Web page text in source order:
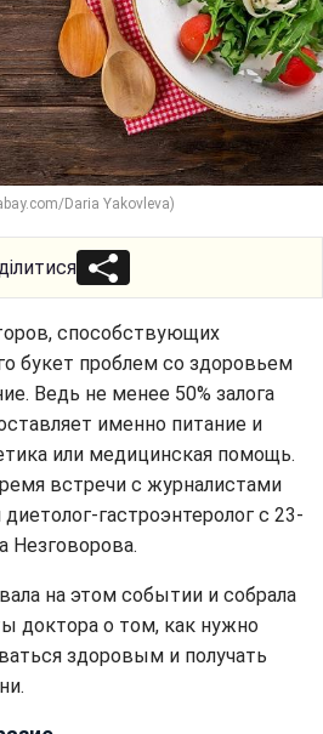
Daria Yakovleva)
способствующих
букет проблем со здоровьем
Ведь не менее 50% залога
именно питание и
или медицинская помощь.
встречи с журналистами
гастроэнтеролог с 23-
Незговорова.
на этом событии и собрала
доктора о том, как нужно
здоровым и получать